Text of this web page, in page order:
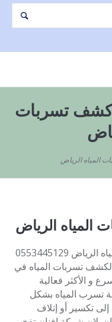
تسربات
المياه الرياض
الرياض
كشف تسربات المياه الرياض 0553445129
تسربات المياه في
و الأكثر فعالية
تسرب المياه بشكل
تكسير أو إتلاف